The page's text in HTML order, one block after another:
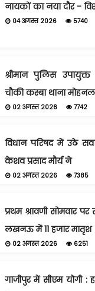
नायकों का नया दौर -
04 अगस्त 2026 5740
श्रीमान पुलिस उपायुक्त
चौकी कस्बा थाना मोहनल
02 अगस्त 2026 7742
विधान परिषद में उठे
केशव प्रसाद मौर्य ने
02 अगस्त 2026 7385
प्रथम श्रावणी सोमवार
लखनऊ में 11 हजार मातृश
02 अगस्त 2026 6251
गाजीपुर में सीएम योगी